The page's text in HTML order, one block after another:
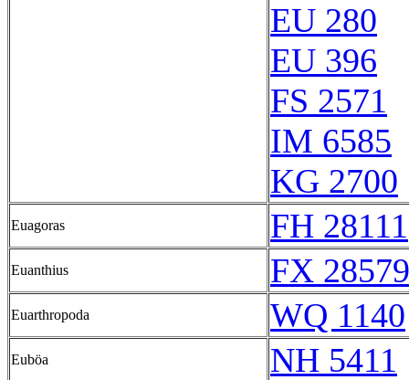
EU 280
EU 396
FS 2571
IM 6585
KG 2700
Euagoras FH 28111
Euanthius FX
Euarthropoda WQ 1140
Euböa NH 5411